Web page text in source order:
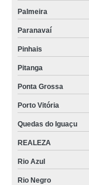
Palmeira
Paranavaí
Pinhais
Pitanga
Ponta Grossa
Porto Vitória
Quedas do Iguaçu
REALEZA
Rio Azul
Rio Negro